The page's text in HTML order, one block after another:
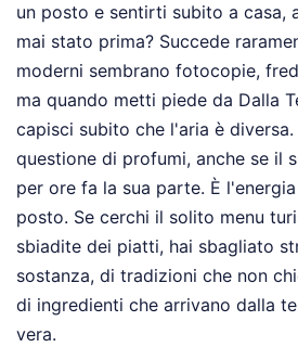
un posto e sentirti subito a casa,
mai stato prima? Succede
moderni sembrano fotocopie,
ma quando metti piede da Dalla
capisci subito che l'aria è
questione di profumi, anche se il
per ore fa la sua parte. È
posto. Se cerchi il solito menu
sbiadite dei piatti, hai sbagliato
sostanza, di tradizioni che non
di ingredienti che arrivano dalla
vera.